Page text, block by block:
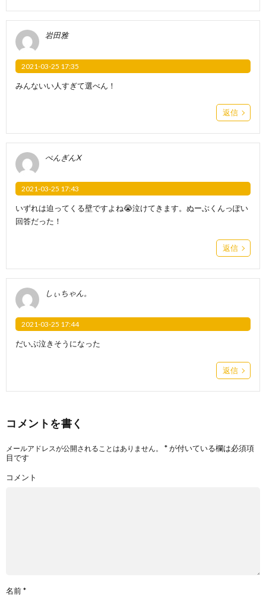
岩田雅
2021-03-25 17:35
みんないい人すぎて選べん！
返信
ぺんぎんX
2021-03-25 17:43
いずれは迫ってくる壁ですよね😭泣けてきます。ぬーぶくんっぽい
回答だった！
返信
しぃちゃん。
2021-03-25 17:44
だいぶ泣きそうになった
返信
コメントを書く
メールアドレスが公開されることはありません。 *が付いている欄は必須項
目です
コメント
名前*